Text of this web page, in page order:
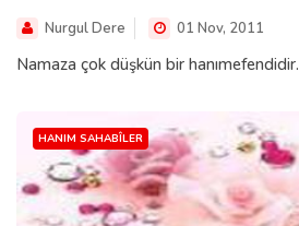
Nurgul Dere 01 Nov, 2011
Namaza çok düşkün bir hanımefendidir.
HANIM SAHABÎLER